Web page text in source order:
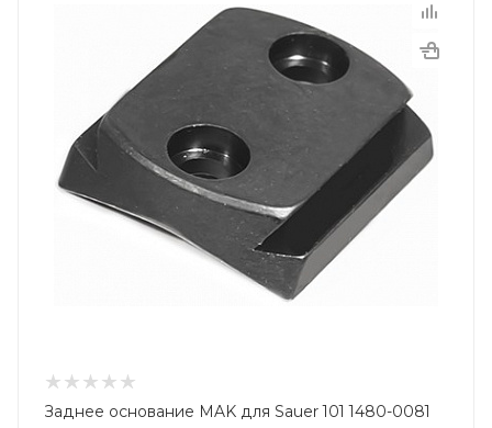
Заднее основание MAK для Sauer 101 1480-0081